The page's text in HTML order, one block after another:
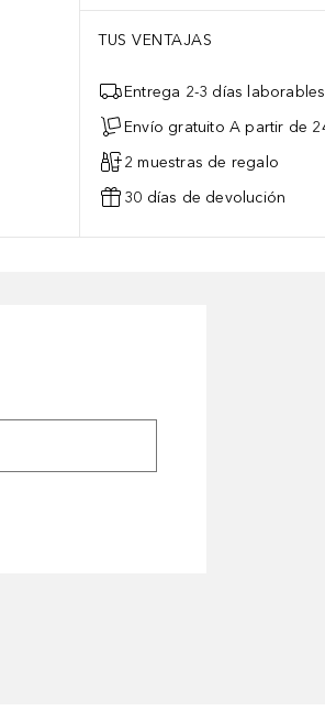
TUS VENTAJAS
Entrega 2-3 días laborables
Envío gratuito A partir de
2 muestras de regalo
30 días de devolución